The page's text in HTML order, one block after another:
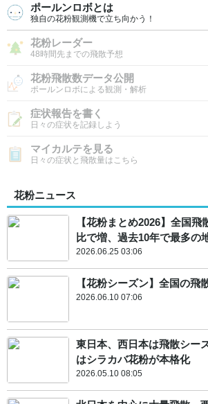
ポールンロボとは
独自の花粉観測機で立ち向かう！
花粉レーダー
48時間先までの飛散予想
花粉飛散数データ公開
ポールンロボによる観測・解析
症状報告を書く
日々の症状を記録しよう
マイカルテを見る
日々の症状と飛散量はこちら
花粉ニュース
【花粉まとめ2026】全国
比で増、過去10年で最多の
2026.06.25 03:06
【花粉シーズン】全国の
2026.06.10 07:06
東日本、西日本は飛散シ
はシラカバ花粉が本格化
2026.05.10 08:05